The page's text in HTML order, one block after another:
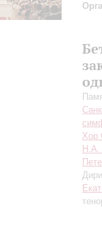
Хор
Н.А.